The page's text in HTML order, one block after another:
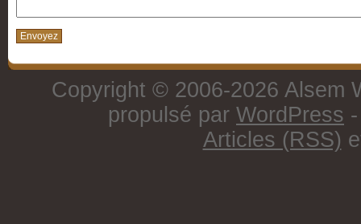
Copyright © 2006-2026 Alsem
propulsé par WordPress
Articles (RSS)